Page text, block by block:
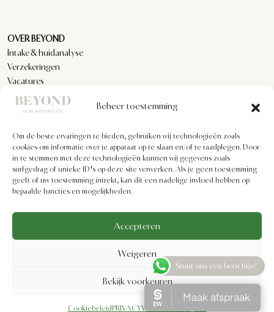
Beheer toestemming
Om de beste ervaringen te bieden, gebruiken wij technologieën zoals
cookies om informatie over je apparaat op te slaan en/of te raadplegen. Door
in te stemmen met deze technologieën kunnen wij gegevens zoals
surfgedrag of unieke ID's op deze site verwerken. Als je geen toestemming
geeft of uw toestemming intrekt, kan dit een nadelige invloed hebben op
bepaalde functies en mogelijkheden.
Accepteren
Weigeren
Bekijk voorkeuren
Cookiebeleid PRIVACYVERKLARING
OVER BEYOND
Intake & huidanalyse
Verzekeringen
Vacatures
Reviews
KLANTENSERVICE
Privacyverklaring
Algemene voorwaarden
Cookiebeleid
Imprint
BEYOND SKIN AESTHETICS | Designed by
Stuur ons een berichtje!